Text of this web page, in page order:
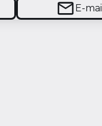
E-mail